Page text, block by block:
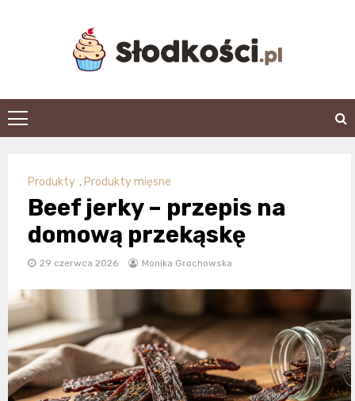
slodkosci.pl
Produkty , Produkty mięsne
Beef jerky – przepis na
domową przekąskę
29 czerwca 2026 Monika Grochowska